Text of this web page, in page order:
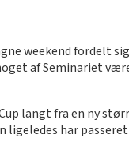
weekend fordelt
af Seminariet
langt fra en ny
har